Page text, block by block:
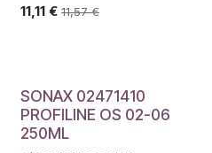
11,11 € 11,57€
SONAX 02471410
PROFILINE OS 02-06
250ML